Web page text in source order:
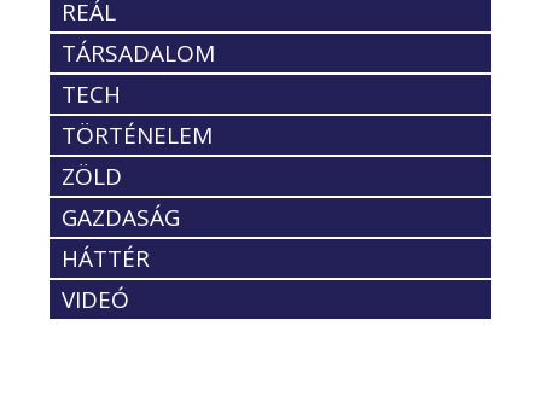
REÁL
TÁRSADALOM
TECH
TÖRTÉNELEM
ZÖLD
GAZDASÁG
HÁTTÉR
VIDEÓ